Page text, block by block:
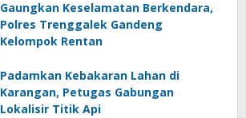
Gaungkan Keselamatan Berkendara,
Polres Trenggalek Gandeng
Kelompok Rentan
Padamkan Kebakaran Lahan di
Karangan, Petugas Gabungan
Lokalisir Titik Api